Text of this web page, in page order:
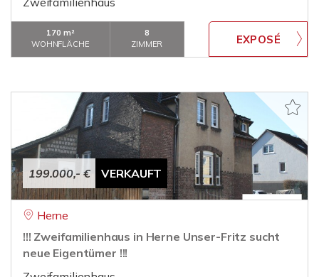
170 m²
WOHNFLÄCHE
8
ZIMMER
199.000,- € VERKAUFT
Herne
!!! Zweifamilienhaus in Herne Unser-Fritz sucht
neue Eigentümer !!!